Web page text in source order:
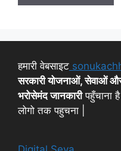
हमारी वेबसाइट
सरकारी योजनाओं, सेवाओं
भरोसेमंद जानकारीपहुँचाना
लोगो तक पहुचना |